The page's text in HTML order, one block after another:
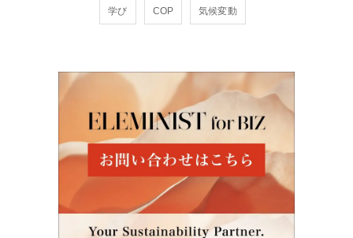
学び COP 気候変動